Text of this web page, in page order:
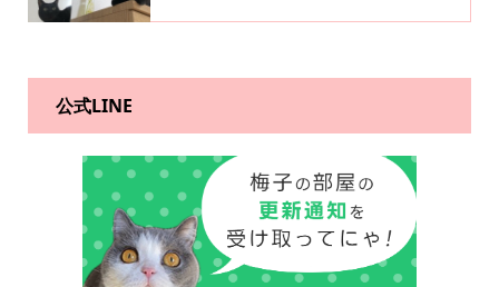
公式LINE